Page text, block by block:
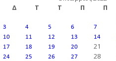
Δ
Τ Τ Π Π
3 4 5 6 7
10 11 12 13 14
17
18 19 20 21
24 25 26 27 28